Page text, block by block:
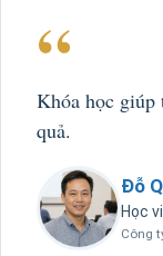
“
Khóa học giúp
quả.
Đỗ
Học
Công